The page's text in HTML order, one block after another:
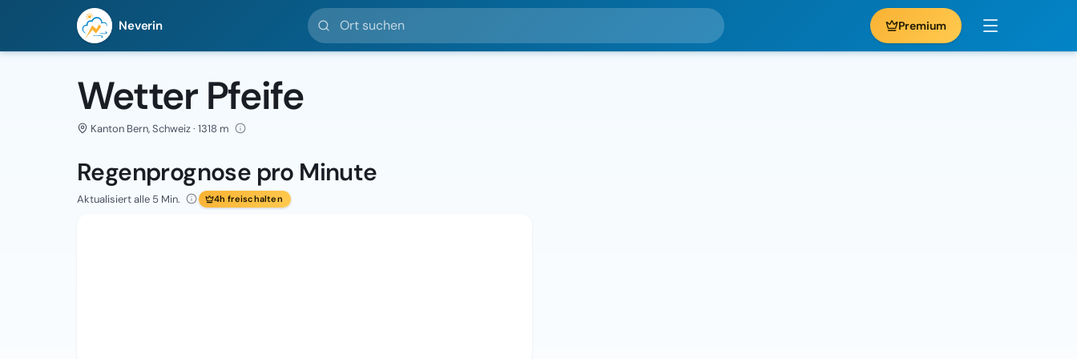
Neverin
Ort suchen
Premium
Wetter Pfeife
Kanton Bern, Schweiz · 1318 m
Regenprognose pro Minute
Aktualisiert alle 5 Min. 4h freischalten